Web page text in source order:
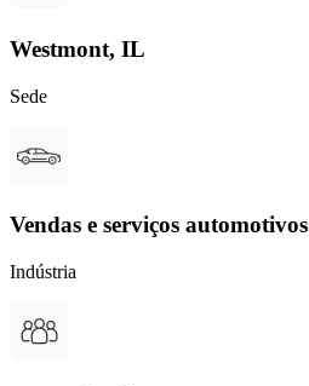
Westmont, IL
Sede
Vendas e serviços automotivos
Indústria